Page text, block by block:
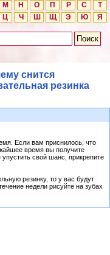
М Н О П Р С
Т
Ц Ч Ш Щ Э Ю Я
снится
резинка
Если вам приснилось, что
время вы получите
свой шанс, прикрепите
резинку, то у вас будут
недели рисуйте на зубах